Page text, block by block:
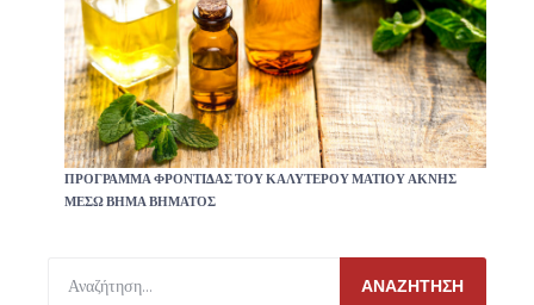
ΠΡΌΓΡΑΜΜΑ ΦΡΟΝΤΊΔΑΣ ΤΟΥ ΚΑΛΎΤΕΡΟΥ ΜΑΤΙΟΎ ΑΚΝΉΣ
ΜΈΣΩ ΒΉΜΑ ΒΉΜΑΤΟΣ
ΑΝΑΖΉΤΗΣΗ